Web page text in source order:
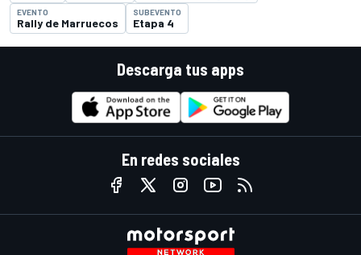
EVENTO
Rally de Marruecos
SUBEVENTO
Etapa 4
Descarga tus apps
En redes sociales